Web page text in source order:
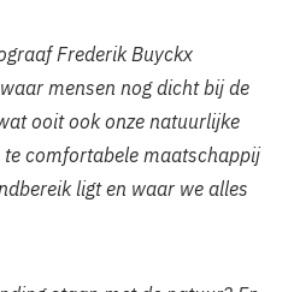
Frederik Buyckx
mensen nog dicht bij de
ooit ook onze natuurlijke
comfortabele maatschappij
ligt en waar we alles